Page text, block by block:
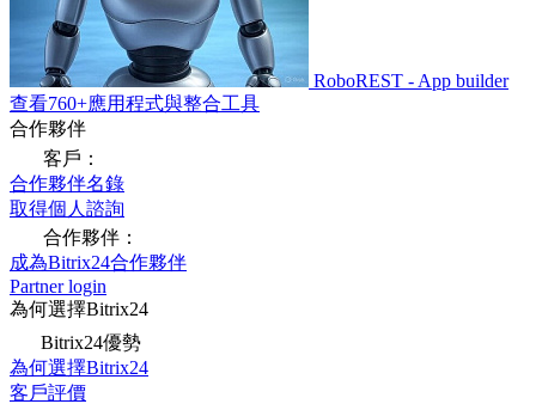
RoboREST - App builder
查看760+應用程式與整合工具
合作夥伴
客戶：
合作夥伴名錄
取得個人諮詢
合作夥伴：
成為Bitrix24合作夥伴
Partner login
為何選擇Bitrix24
Bitrix24優勢
為何選擇Bitrix24
客戶評價